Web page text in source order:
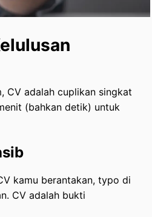
CV adalah cuplikan singkat
(bahkan detik) untuk
kamu berantakan, typo di
CV adalah bukti